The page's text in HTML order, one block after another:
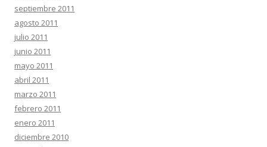
septiembre 2011
agosto 2011
julio 2011
junio 2011
mayo 2011
abril 2011
marzo 2011
febrero 2011
enero 2011
diciembre 2010